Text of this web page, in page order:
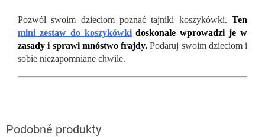
Pozwól swoim dzieciom poznać tajniki koszykówki. Ten
mini zestaw do koszykówkidoskonale wprowadzi je w
zasady i sprawi mnóstwo frajdy. Podaruj swoim dzieciom i
sobie niezapomniane chwile.